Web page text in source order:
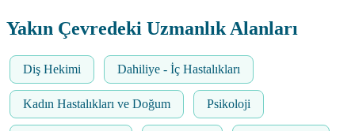
Yakın Çevredeki Uzmanlık Alanları
Diş Hekimi Dahiliye - İç Hastalıkları
Kadın Hastalıkları ve Doğum Psikoloji